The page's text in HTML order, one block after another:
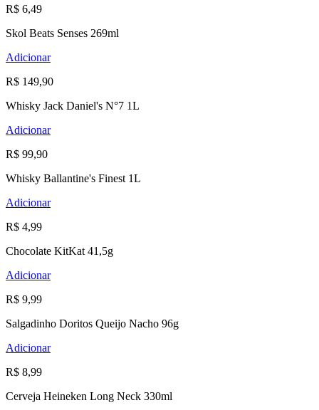
R$ 6,49
Skol Beats Senses 269ml
Adicionar
R$ 149,90
Whisky Jack Daniel's N°7 1L
Adicionar
R$ 99,90
Whisky Ballantine's Finest 1L
Adicionar
R$ 4,99
Chocolate KitKat 41,5g
Adicionar
R$ 9,99
Salgadinho Doritos Queijo Nacho 96g
Adicionar
R$ 8,99
Cerveja Heineken Long Neck 330ml